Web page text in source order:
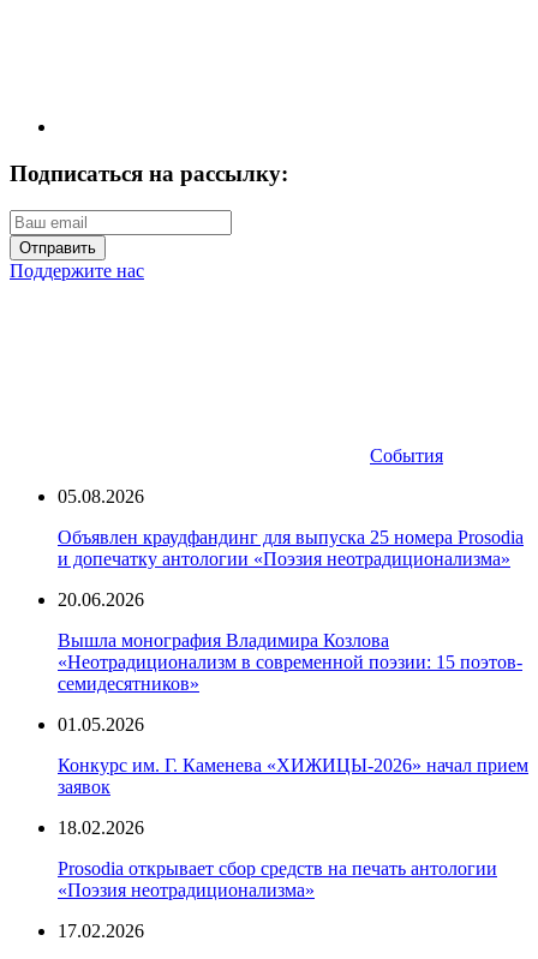
Подписаться на рассылку:
Отправить
Поддержите нас
События
05.08.2026
Объявлен краудфандинг для выпуска 25 номера Prosodia
и допечатку антологии «Поэзия неотрадиционализма»
20.06.2026
Вышла монография Владимира Козлова
«Неотрадиционализм в современной поэзии: 15 поэтов-
семидесятников»
01.05.2026
Конкурс им. Г. Каменева «ХИЖИЦЫ-2026» начал прием
заявок
18.02.2026
Prosodia открывает сбор средств на печать антологии
«Поэзия неотрадиционализма»
17.02.2026